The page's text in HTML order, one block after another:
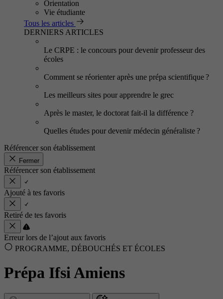
Orientation
Vie étudiante
Tous les articles
DERNIERS ARTICLES
Le CRPE : le concours pour devenir professeur des
écoles
Comment se réorienter après une prépa scientifique ?
Les meilleurs sites pour apprendre le grec
Après le master, le doctorat fait-il la différence ?
Quelles études pour devenir médecin généraliste ?
Référencer son établissement
Fermer
Référencer son établissement
Ajouté à tes favoris
Retiré de tes favoris
Erreur lors de l’ajout aux favoris
PROGRAMME, DÉBOUCHÉS ET ÉCOLES
Prépa Ifsi Amiens